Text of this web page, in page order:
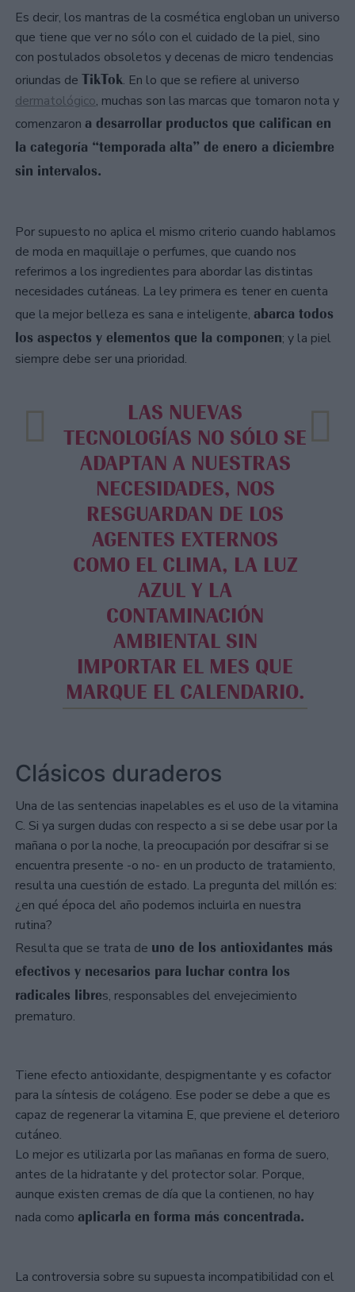
Es decir, los mantras de la cosmética engloban un universo
que tiene que ver no sólo con el cuidado de la piel, sino
con postulados obsoletos y decenas de micro tendencias
oriundas de TikTok. En lo que se refiere al universo
dermatológico, muchas son las marcas que tomaron nota y
comenzaron a desarrollar productos que califican en
la categoría “temporada alta” de enero a diciembre
sin intervalos.
Por supuesto no aplica el mismo criterio cuando hablamos
de moda en maquillaje o perfumes, que cuando nos
referimos a los ingredientes para abordar las distintas
necesidades cutáneas. La ley primera es tener en cuenta
que la mejor belleza es sana e inteligente, abarca todos
los aspectos y elementos que la componen; y la piel
siempre debe ser una prioridad.
LAS NUEVAS
TECNOLOGÍAS NO SÓLO SE
ADAPTAN A NUESTRAS
NECESIDADES, NOS
RESGUARDAN DE LOS
AGENTES EXTERNOS
COMO EL CLIMA, LA LUZ
AZUL Y LA
CONTAMINACIÓN
AMBIENTAL SIN
IMPORTAR EL MES QUE
MARQUE EL CALENDARIO.
Clásicos duraderos
Una de las sentencias inapelables es el uso de la vitamina
C. Si ya surgen dudas con respecto a si se debe usar por la
mañana o por la noche, la preocupación por descifrar si se
encuentra presente -o no- en un producto de tratamiento,
resulta una cuestión de estado. La pregunta del millón es:
¿en qué época del año podemos incluirla en nuestra
rutina?
Resulta que se trata de uno de los antioxidantes más
efectivos y necesarios para luchar contra los
radicales libres, responsables del envejecimiento
prematuro.
Tiene efecto antioxidante, despigmentante y es cofactor
para la síntesis de colágeno. Ese poder se debe a que es
capaz de regenerar la vitamina E, que previene el deterioro
cutáneo.
Lo mejor es utilizarla por las mañanas en forma de suero,
antes de la hidratante y del protector solar. Porque,
aunque existen cremas de día que la contienen, no hay
nada como aplicarla en forma más concentrada.
La controversia sobre su supuesta incompatibilidad con el